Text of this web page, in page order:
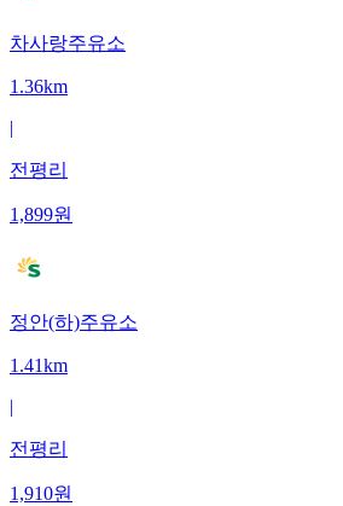
차사랑주유소
1.36km
|
전평리
1,899원
정안(하)주유소
1.41km
|
전평리
1,910원